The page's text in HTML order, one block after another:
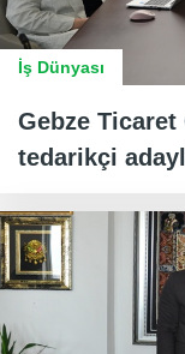
İş Dünyası
Gebze Ticaret
tedarikçi